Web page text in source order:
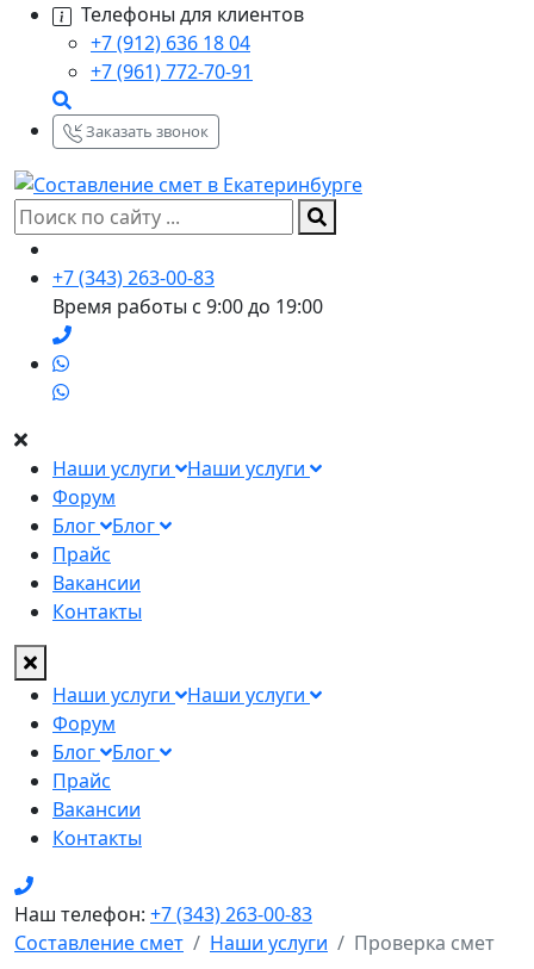
Телефоны для клиентов
+7 (912) 636 18 04
+7 (961) 772-70-91
Заказать звонок
+7 (343) 263-00-83
Время работы с 9:00 до 19:00
Наши услуги
Наши услуги
Форум
Блог
Блог
Прайс
Вакансии
Контакты
Наши услуги
Наши услуги
Форум
Блог
Блог
Прайс
Вакансии
Контакты
Наш телефон: +7 (343) 263-00-83
Составление смет
Наши услуги Проверка смет